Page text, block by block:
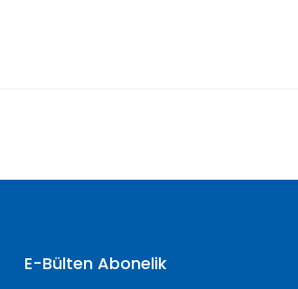
E-Bülten Abonelik